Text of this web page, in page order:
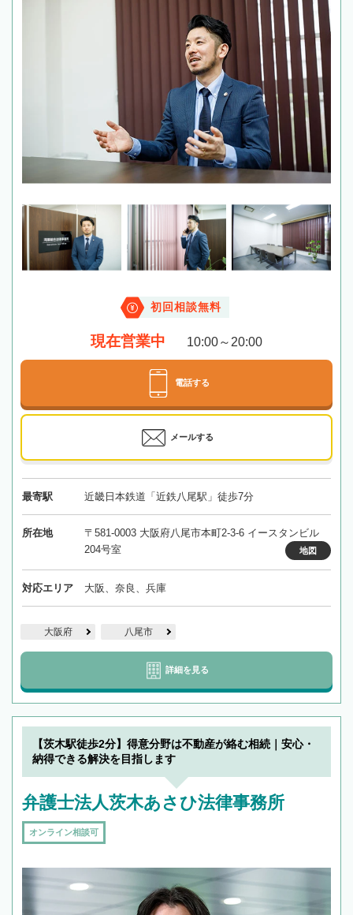
初回相談無料
現在営業中 10:00～20:00
電話する
メールする
最寄駅 近畿日本鉄道「近鉄八尾駅」徒歩7分
所在地
〒581-0003 大阪府八尾市本町2-3-6 イースタンビル
204号室
地図
対応エリア 大阪、奈良、兵庫
大阪府 八尾市
詳細を見る
【茨木駅徒歩2分】得意分野は不動産が絡む相続｜安心・
納得できる解決を目指します
弁護士法人茨木あさひ法律事務所
オンライン相談可